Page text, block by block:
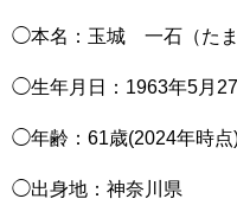
◯本名：玉城 一石（たま
◯生年月日：1963年5月27
◯年齢：61歳(2024年時点
◯出身地：神奈川県